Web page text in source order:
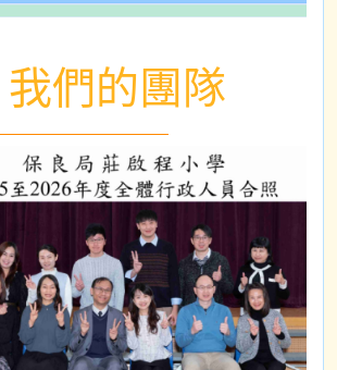
我們的團隊